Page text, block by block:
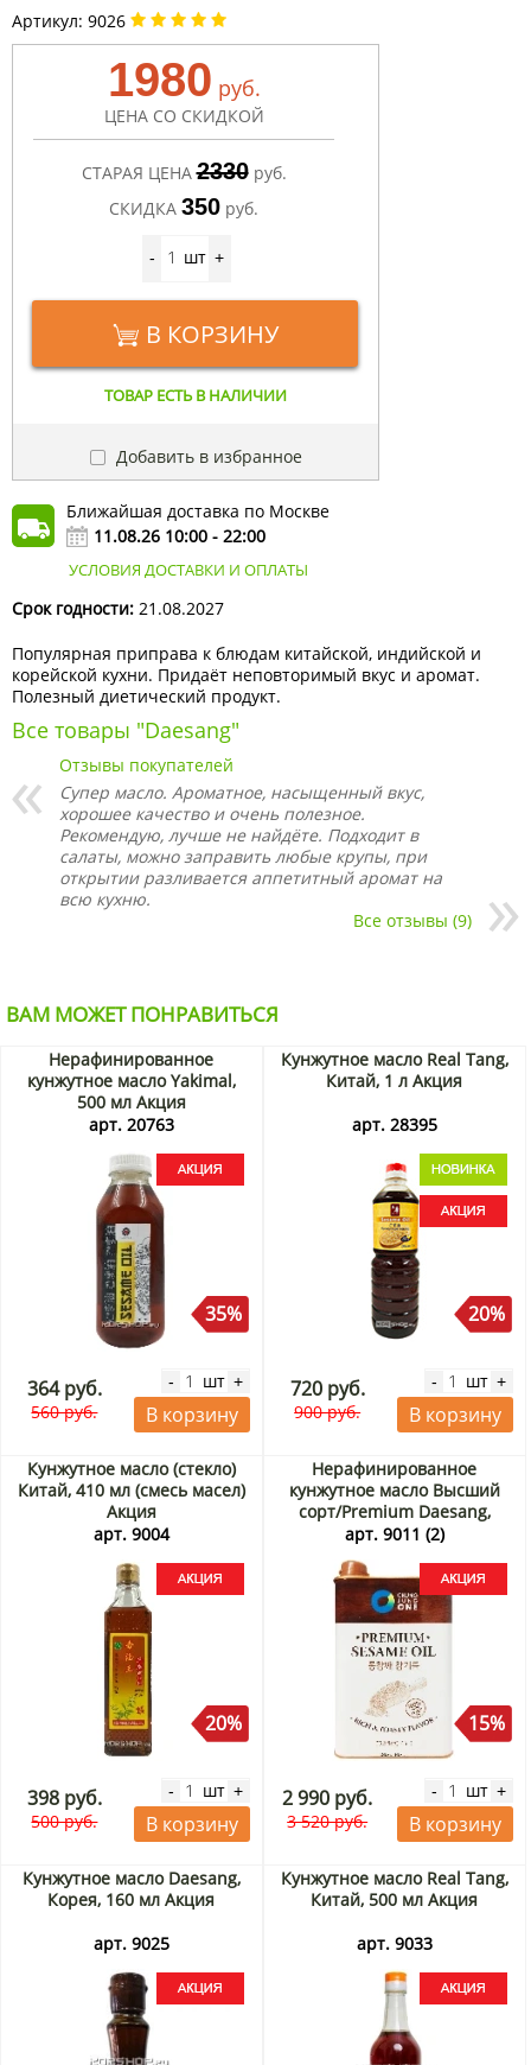
Артикул: 9026
1980 руб.
ЦЕНА СО СКИДКОЙ
СТАРАЯ ЦЕНА 2330 руб.
СКИДКА 350 руб.
- шт +
В КОРЗИНУ
ТОВАР ЕСТЬ В НАЛИЧИИ
Добавить в избранное
Ближайшая доставка по Москве
11.08.26 10:00 - 22:00
УСЛОВИЯ ДОСТАВКИ И ОПЛАТЫ
Срок годности: 21.08.2027
Популярная приправа к блюдам китайской, индийской и
корейской кухни. Придаёт неповторимый вкус и аромат.
Полезный диетический продукт.
Все товары "Daesang"
Отзывы покупателей
Супер масло. Ароматное, насыщенный вкус,
хорошее качество и очень полезное.
Рекомендую, лучше не найдёте. Подходит в
салаты, можно заправить любые крупы, при
открытии разливается аппетитный аромат на
всю кухню.
Все отзывы (9)
ВАМ МОЖЕТ ПОНРАВИТЬСЯ
Нерафинированное
кунжутное масло Yakimal,
500 мл Акция
арт. 20763
35%
364 руб.
560 руб.
- шт +
В корзину
Кунжутное масло Real Tang,
Китай, 1 л Акция
арт. 28395
20%
720 руб.
900 руб.
- шт +
В корзину
Кунжутное масло (стекло)
Китай, 410 мл (смесь масел)
Акция
арт. 9004
20%
398 руб.
500 руб.
- шт +
В корзину
Нерафинированное
кунжутное масло Высший
сорт/Premium Daesang,
Корея, 1,65 л Акция
арт. 9011 (2)
15%
2 990 руб.
3 520 руб.
- шт +
В корзину
Кунжутное масло Daesang,
Корея, 160 мл Акция
арт. 9025
Кунжутное масло Real Tang,
Китай, 500 мл Акция
арт. 9033